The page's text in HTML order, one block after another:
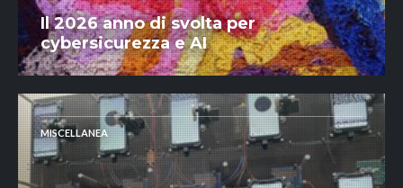
Il 2026 anno di svolta per
cybersicurezza e AI
MISCELLANEA